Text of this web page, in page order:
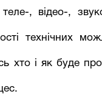
, відео-,
технічних
хто і як буде